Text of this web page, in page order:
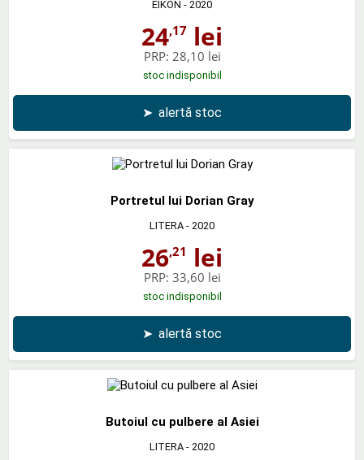
EIKON - 2020
24,17 lei
PRP: 28,10 lei
stoc indisponibil
➤ alertă stoc
Portretul lui Dorian Gray
LITERA - 2020
26,21 lei
PRP: 33,60 lei
stoc indisponibil
➤ alertă stoc
Butoiul cu pulbere al Asiei
LITERA - 2020